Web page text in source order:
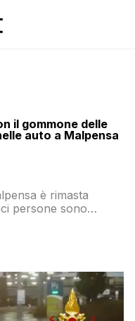
il gommone delle
auto a Malpensa
è rimasta
persone sono